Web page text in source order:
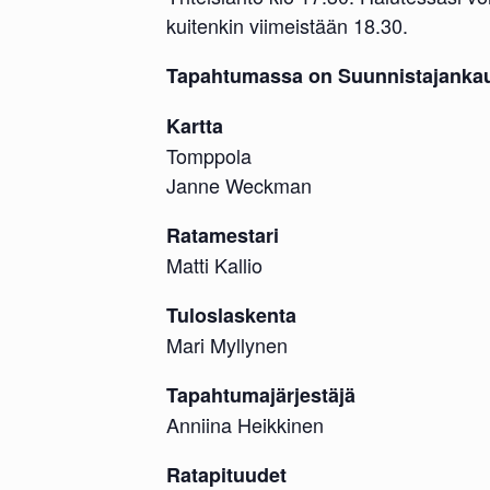
kuitenkin viimeistään 18.30.
Tapahtumassa on
Kartta
Tomppola
Janne Weckman
Ratamestari
Matti Kallio
Tuloslaskenta
Mari Myllynen
Tapahtumajärjestäjä
Anniina Heikkinen
Ratapituudet